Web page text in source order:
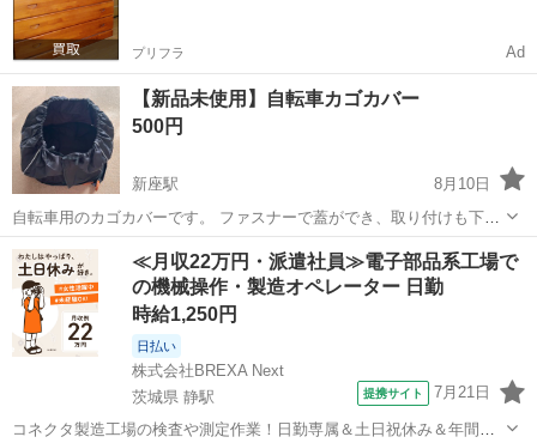
プリフラ Ad
【新品未使用】自転車カゴカバー
500円
新座駅
8月10日
自転車用のカゴカバーです。 ファスナーで蓋ができ、取り付けも下部
にゴムが通っているため簡単です。 幅約32センチ 奥行約29センチ 高
さ約25センチ 更に、ファスナーを開けると高さを約15センチ上げるこ
とが可能です。 ...
埼玉 新座市 新座駅 その他
≪月収22万円・派遣社員≫電子部品系工場で
の機械操作・製造オペレーター 日勤
時給1,250円
日払い
株式会社BREXA Next
茨城県 静駅
提携サイト 7月21日
コネクタ製造工場の検査や測定作業！日勤専属＆土日祝休み＆年間休